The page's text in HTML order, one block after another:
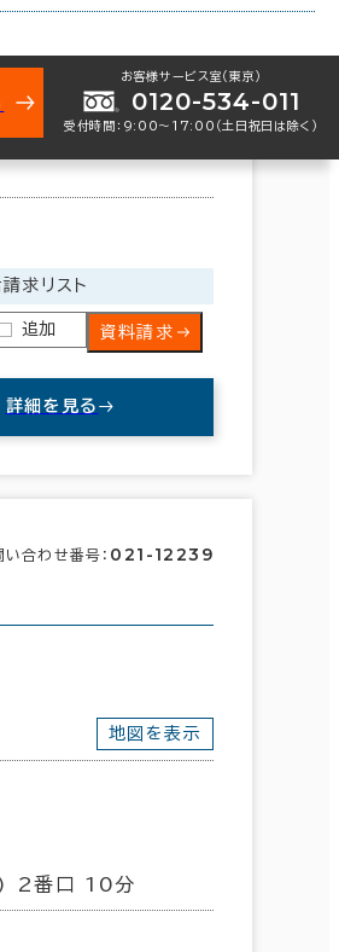
求リスト
追加 資料請求
詳細を見る
い合わせ番号： 021-12239
地図を表示
) 2番口 10分
お客様サービス室（東京）
0120-534-011
受付時間：9:00〜17:00（土日祝日は除く）